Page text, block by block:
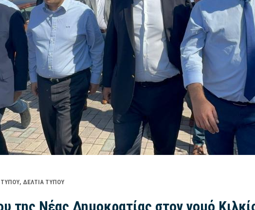
ΤΎΠΟΥ, ΔΕΛΤΊΑ ΤΎΠΟΥ
της Νέας Δημοκρατίας στον νομό